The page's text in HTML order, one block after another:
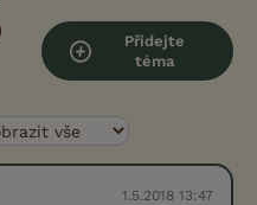
Přidejte
téma
1.5.2018 13:47